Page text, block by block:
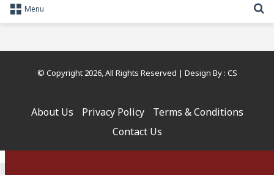
Menu
© Copyright 2026, All Rights Reserved | Design By : CS
About Us Privacy Policy
Terms & Conditions
Contact Us